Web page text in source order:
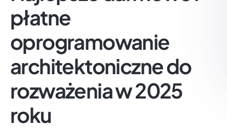
płatne
oprogramowanie
architektoniczne do
rozważenia w 2025
roku